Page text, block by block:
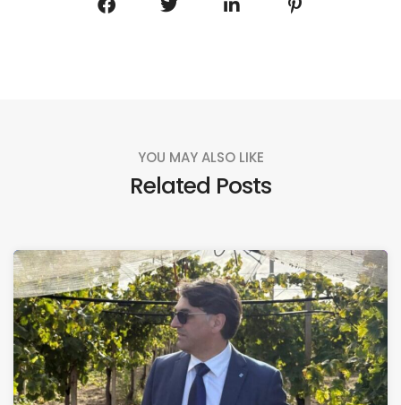
YOU MAY ALSO LIKE
Related Posts